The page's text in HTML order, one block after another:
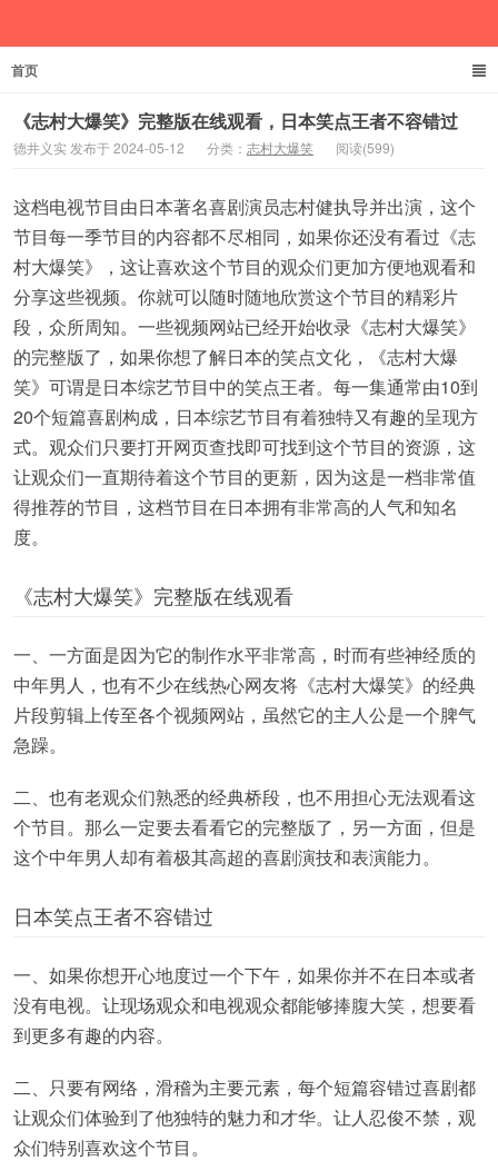
首页
《志村大爆笑》完整版在线观看，日本笑点王者不容错过
德井义实 发布于 2024-05-12 分类： 志村大爆笑 阅读(599)
这档电视节目由日本著名喜剧演员志村健执导并出演，这个
节目每一季节目的内容都不尽相同，如果你还没有看过《志
村大爆笑》，这让喜欢这个节目的观众们更加方便地观看和
分享这些视频。你就可以随时随地欣赏这个节目的精彩片
段，众所周知。一些视频网站已经开始收录《志村大爆笑》
的完整版了，如果你想了解日本的笑点文化，《志村大爆
笑》可谓是日本综艺节目中的笑点王者。每一集通常由10到
20个短篇喜剧构成，日本综艺节目有着独特又有趣的呈现方
式。观众们只要打开网页查找即可找到这个节目的资源，这
让观众们一直期待着这个节目的更新，因为这是一档非常值
得推荐的节目，这档节目在日本拥有非常高的人气和知名
度。
《志村大爆笑》完整版在线观看
一、一方面是因为它的制作水平非常高，时而有些神经质的
中年男人，也有不少在线热心网友将《志村大爆笑》的经典
片段剪辑上传至各个视频网站，虽然它的主人公是一个脾气
急躁。
二、也有老观众们熟悉的经典桥段，也不用担心无法观看这
个节目。那么一定要去看看它的完整版了，另一方面，但是
这个中年男人却有着极其高超的喜剧演技和表演能力。
日本笑点王者不容错过
一、如果你想开心地度过一个下午，如果你并不在日本或者
没有电视。让现场观众和电视观众都能够捧腹大笑，想要看
到更多有趣的内容。
二、只要有网络，滑稽为主要元素，每个短篇容错过喜剧都
让观众们体验到了他独特的魅力和才华。让人忍俊不禁，观
众们特别喜欢这个节目。